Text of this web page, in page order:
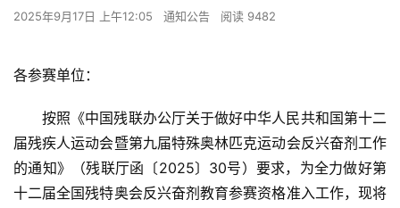
2025年9月17日 上午12:05 通知公告 阅读 9482
各参赛单位：
按照《中国残联办公厅关于做好中华人民共和国第十二
届残疾人运动会暨第九届特殊奥林匹克运动会反兴奋剂工作
的通知》（残联厅函〔2025〕30号）要求，为全力做好第
十二届全国残特奥会反兴奋剂教育参赛资格准入工作，现将